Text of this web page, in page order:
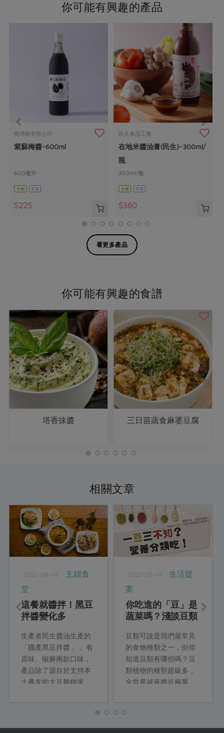
你可能有興趣的產品
梅博館有限公司
紫蘇梅醬-600ml
600毫升
全素 常溫
$225
民生食品工廠
在地米醬油膏(民生)-300ml/
瓶
300ml/瓶
全素 常溫
$360
看更多產品
你可能有興趣的食譜
塔香抹醬 三日苗蔬食麻婆豆腐
相關文章
2022-09-05
主婦食
堂
這餐就醬拌！黑豆
拌醬變化多
生產者民生醬油生產的
「國產黑豆拌醬」， 有
原味、椒麻兩款口味，
產品除了源自於支持本
土農友的大豆雜糧復
用，將釀製醬油後的熟
醬，成為餐桌上可沾餅
2022-05-01
生活提
案
你吃進的「豆」是
蔬菜嗎？淺談豆類
豆類可說是我們最常見
的食物種類之一，但你
知道豆類有哪些嗎？豆
類植物的種類超級多，
全世界就有將近兩萬
菜食用，有的則是因為
來提取油脂供應食用或